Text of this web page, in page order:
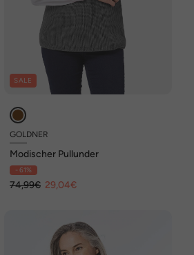
SALE
GOLDNER
Modischer Pullunder
- 61%
74,99€ 29,04€